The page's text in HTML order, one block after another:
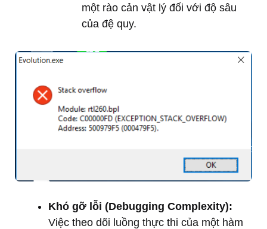
một rào cản vật lý đối với độ sâu
của đệ quy.
Khó gỡ lỗi (Debugging Complexity):
Việc theo dõi luồng thực thi của một hàm